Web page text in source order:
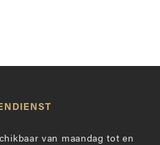
van maandag tot en